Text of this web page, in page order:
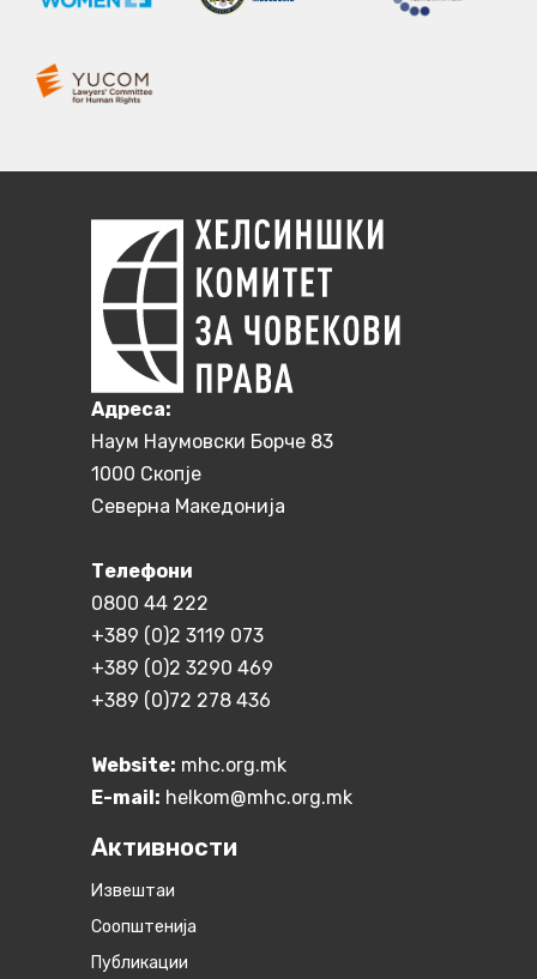
Aдреса:
Наум Наумовски Борче 83
1000 Скопје
Северна Македонија
Телефони
0800 44 222
+389 (0)2 3119 073
+389 (0)2 3290 469
+389 (0)72 278 436
Website: mhc.org.mk
E-mail: helkom@mhc.org.mk
Активности
Извештаи
Соопштенија
Публикации